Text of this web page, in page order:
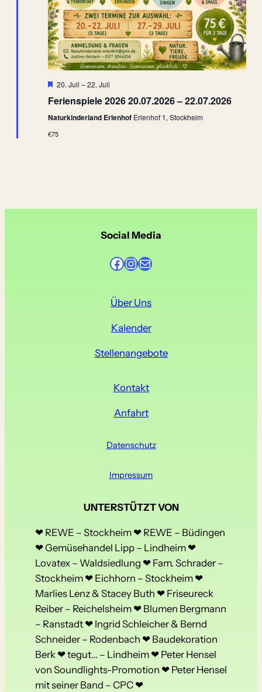
Hervorgehoben
20. Juli –22. Juli
Ferienspiele 2026 20.07.2026 – 22.07.2026
Naturkinderland Erlenhof Erlenhof 1, Stockheim
€75
Social Media
Facebook InstagramE-Mail
Über Uns
Kalender
Stellenangebote
Kontakt
Anfahrt
Datenschutz
Impressum
UNTERSTÜTZT VON
❤ REWE – Stockheim ❤ REWE – Büdingen
❤ Gemüsehandel Lipp – Lindheim ❤
Lovatex – Waldsiedlung ❤ Fam. Schrader –
Stockheim ❤ Eichhorn – Stockheim ❤
Marlies Lenz & Stacey Buth ❤ Friseureck
Reiber – Reichelsheim ❤ Blumen Bergmann
– Ranstadt ❤ Ingrid Schleicher & Bernd
Schneider – Rodenbach ❤ Baudekoration
Berk ❤ tegut… – Lindheim ❤ Peter Hensel
von Soundlights-Promotion ❤ Peter Hensel
mit seiner Band – CPC ❤